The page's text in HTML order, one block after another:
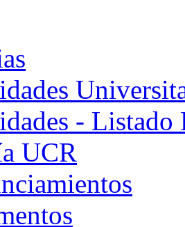
- Listado
UCR